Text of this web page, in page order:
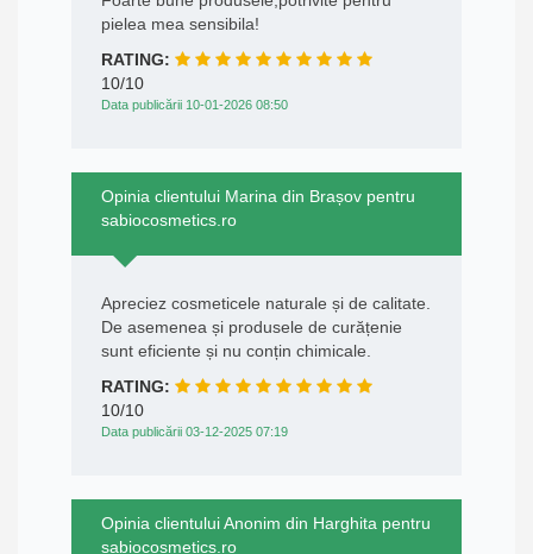
pielea mea sensibila!
RATING:
10/10
Data publicării 10-01-2026 08:50
Opinia clientului Marina din Brașov pentru
sabiocosmetics.ro
Apreciez cosmeticele naturale și de calitate.
De asemenea și produsele de curățenie
sunt eficiente și nu conțin chimicale.
RATING:
10/10
Data publicării 03-12-2025 07:19
Opinia clientului Anonim din Harghita pentru
sabiocosmetics.ro